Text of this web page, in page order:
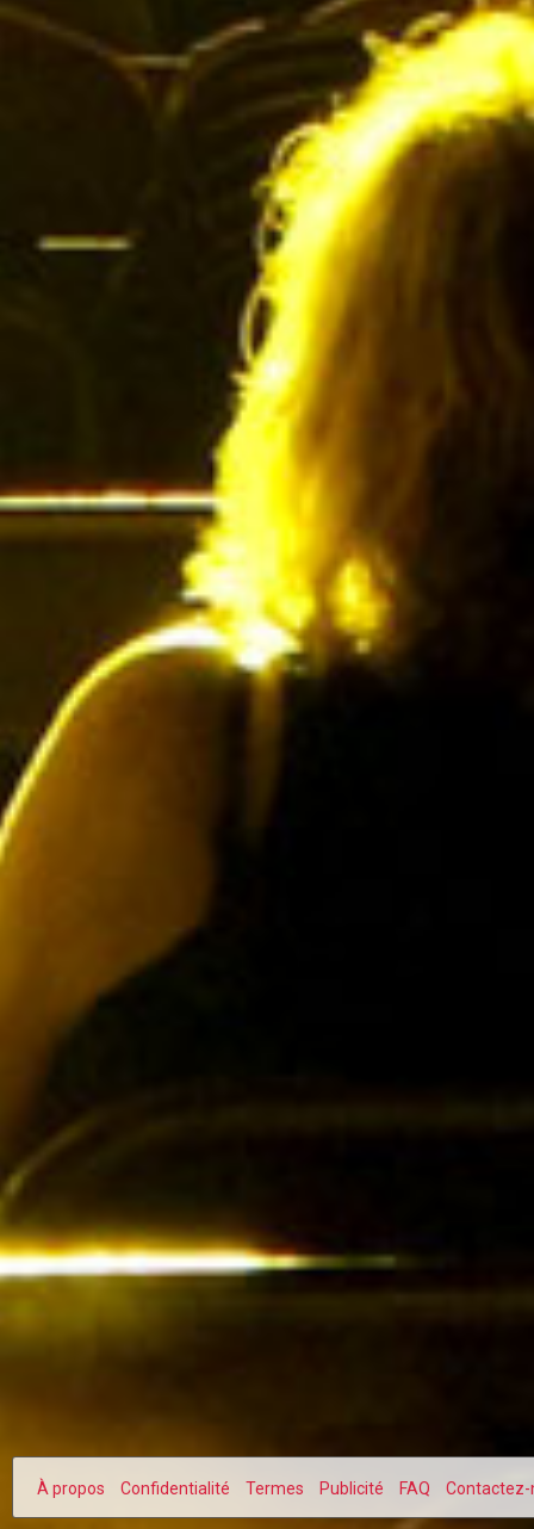
À propos Confidentialité Termes Publicité FAQ Contactez-